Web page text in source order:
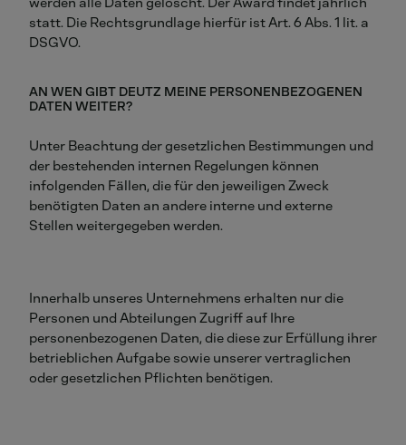
statt. Die Rechtsgrundlage hierfür ist Art. 6 Abs. 1 lit. a
DSGVO.
AN WEN GIBT DEUTZ MEINE PERSONENBEZOGENEN
DATEN WEITER?
Unter Beachtung der gesetzlichen Bestimmungen und
der bestehenden internen Regelungen können
infolgenden Fällen, die für den jeweiligen Zweck
benötigten Daten an andere interne und externe
Stellen weitergegeben werden.
Innerhalb unseres Unternehmens erhalten nur die
Personen und Abteilungen Zugriff auf Ihre
personenbezogenen Daten, die diese zur Erfüllung ihrer
betrieblichen Aufgabe sowie unserer vertraglichen
oder gesetzlichen Pflichten benötigen.